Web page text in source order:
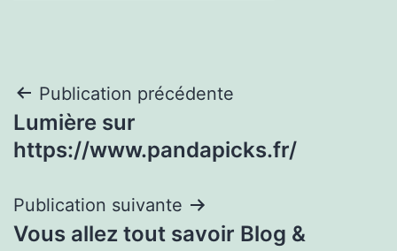
Navigation
de
Publication précédente
Lumière sur
https://www.pandapicks.fr/
Publication suivante
Vous allez tout savoir Blog &